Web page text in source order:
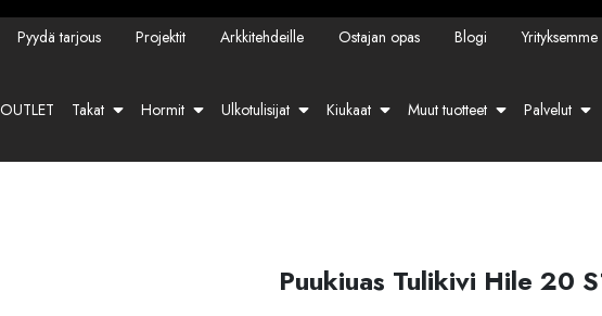
Pyydä tarjous Projektit Arkkitehdeille Ostajan opas Blogi Yrityksemme
OUTLET Takat Hormit Ulkotulisijat Kiukaat Muut tuotteet Palvelut
Puukiuas Tulikivi Hile 20